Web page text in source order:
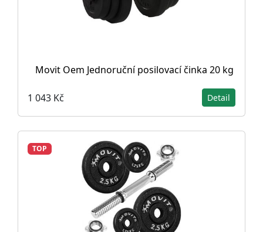
Movit Oem Jednoruční posilovací činka 20 kg
1 043 Kč Detail
TOP